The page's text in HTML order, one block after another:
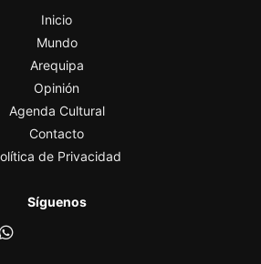
Inicio
Mundo
Arequipa
Opinión
Agenda Cultural
Contacto
de Privacidad
Síguenos